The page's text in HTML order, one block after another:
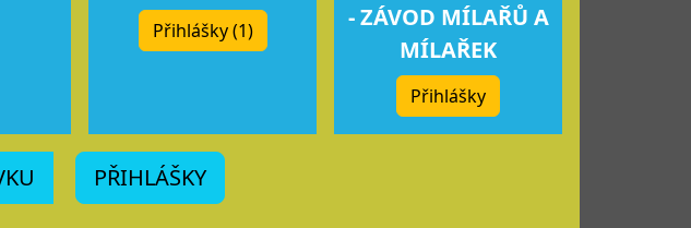
Přihlášky (1)
- ZÁVOD MÍLAŘŮ A
MÍLAŘEK
Přihlášky
PŘIHLÁŠKY